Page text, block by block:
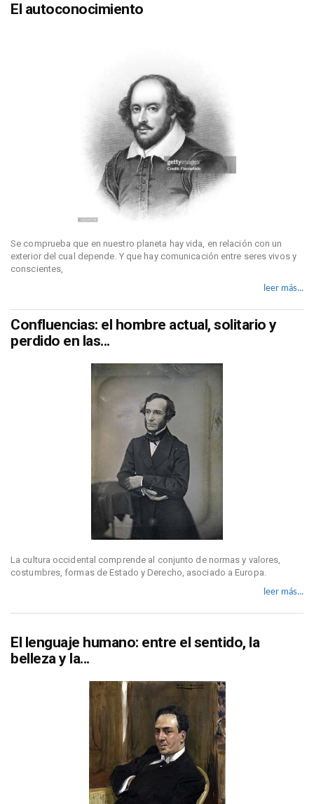
El autoconocimiento
Se comprueba que en nuestro planeta hay vida, en relación con un
exterior del cual depende. Y que hay comunicación entre seres vivos y
conscientes,
leer más...
Confluencias: el hombre actual, solitario y
perdido en las...
La cultura occidental comprende al conjunto de normas y valores,
costumbres, formas de Estado y Derecho, asociado a Europa.
leer más...
El lenguaje humano: entre el sentido, la
belleza y la...